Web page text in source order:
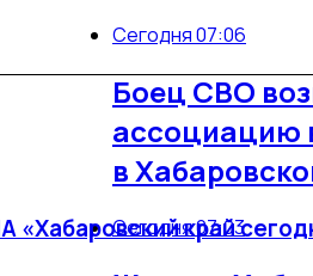
Сегодня 07:06
Боец СВО
ассоциацию
в
Сегодня 07:03
«Хабаровский край